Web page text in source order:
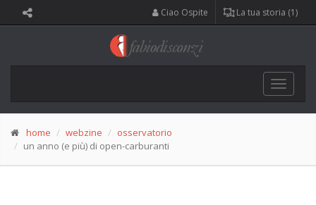
Ciao Ospite La tua storia (1)
Toggle
home webzine
osservatorio
un anno (e più) di open-carburanti